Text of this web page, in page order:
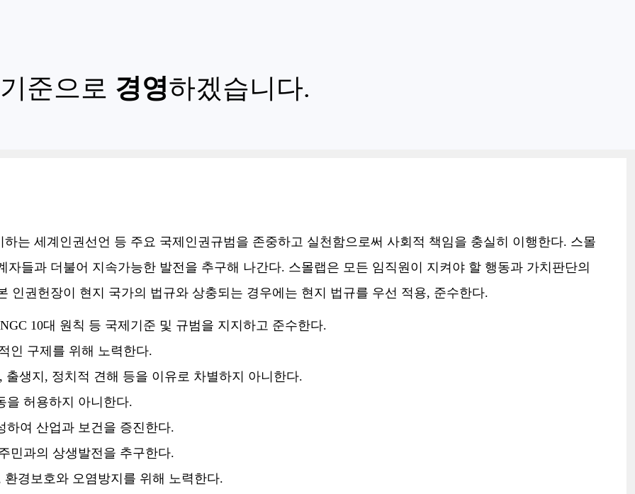
준으로 경영하겠습니다.
는 세계인권선언 등 주요 국제인권규범을 존중하고 실천함으로써 사회적 책임을 충실히 이행한다. 스몰
들과 더불어 지속가능한 발전을 추구해 나간다. 스몰랩은 모든 임직원이 지켜야 할 행동과 가치판단의
인권헌장이 현지 국가의 법규와 상충되는 경우에는 현지 법규를 우선 적용, 준수한다.
10대 원칙 등 국제기준 및 규범을 지지하고 준수한다.
인 구제를 위해 노력한다.
생지, 정치적 견해 등을 이유로 차별하지 아니한다.
을 허용하지 아니한다.
하여 산업과 보건을 증진한다.
민과의 상생발전을 추구한다.
경보호와 오염방지를 위해 노력한다.